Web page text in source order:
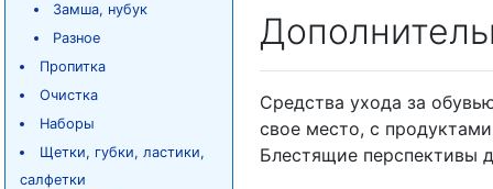
Замша, нубук
Разное
Пропитка
Очистка
Наборы
Щетки, губки, ластики,
салфетки
Средства ухода за
свое место, с
Блестящие перспективы